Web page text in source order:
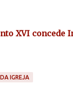
XVI concede
IGREJA